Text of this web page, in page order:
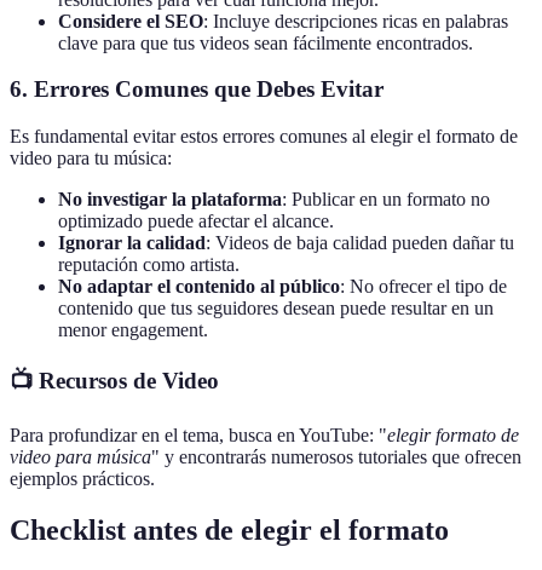
Considere el SEO: Incluye descripciones ricas en palabras
clave para que tus videos sean fácilmente encontrados.
6. Errores Comunes que Debes Evitar
Es fundamental evitar estos errores comunes al elegir el formato de
video para tu música:
No investigar la plataforma: Publicar en un formato no
optimizado puede afectar el alcance.
Ignorar la calidad: Videos de baja calidad pueden dañar tu
reputación como artista.
No adaptar el contenido al público: No ofrecer el tipo de
contenido que tus seguidores desean puede resultar en un
menor engagement.
📺 Recursos de Video
Para profundizar en el tema, busca en YouTube: "elegir formato de
video para música" y encontrarás numerosos tutoriales que ofrecen
ejemplos prácticos.
Checklist antes de elegir el formato